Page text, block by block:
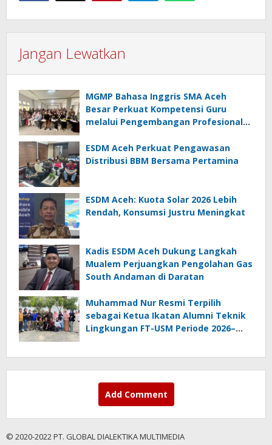
Jangan Lewatkan
MGMP Bahasa Inggris SMA Aceh
Besar Perkuat Kompetensi Guru
melalui Pengembangan Profesional
ESDM Aceh Perkuat Pengawasan
Distribusi BBM Bersama Pertamina
ESDM Aceh: Kuota Solar 2026 Lebih
Rendah, Konsumsi Justru Meningkat
Kadis ESDM Aceh Dukung Langkah
Mualem Perjuangkan Pengolahan Gas
South Andaman di Daratan
Muhammad Nur Resmi Terpilih
sebagai Ketua Ikatan Alumni Teknik
Lingkungan FT-USM Periode 2026–
Add Comment
© 2020-2022 PT. GLOBAL DIALEKTIKA MULTIMEDIA